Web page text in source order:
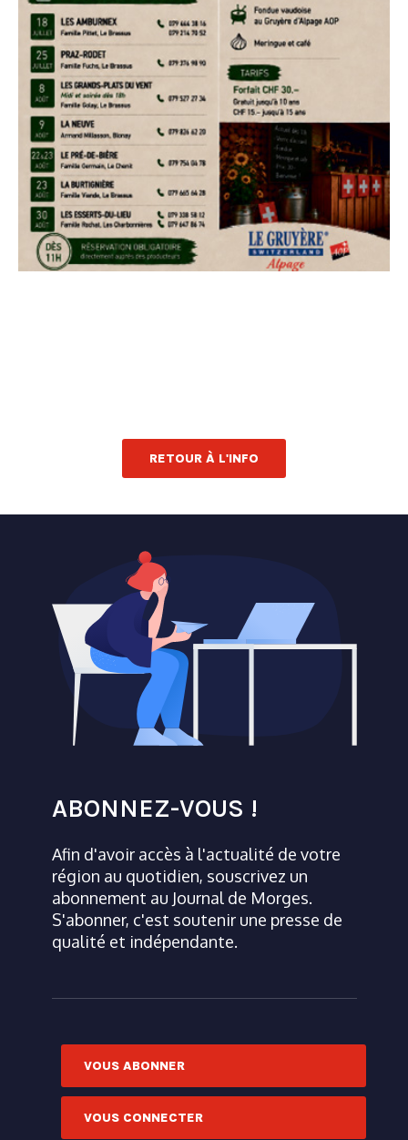
RETOUR À L'INFO
ABONNEZ-VOUS !
Afin d'avoir accès à l'actualité de votre
région au quotidien, souscrivez un
abonnement au Journal de Morges.
S'abonner, c'est soutenir une presse de
qualité et indépendante.
VOUS ABONNER
VOUS CONNECTER